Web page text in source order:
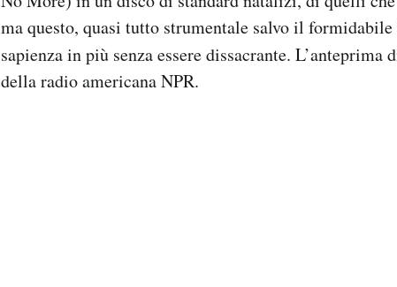
ma questo, quasi tutto strumentale salvo il
sapienza in più senza essere dissacrante. L’anteprima
della radio americana NPR.